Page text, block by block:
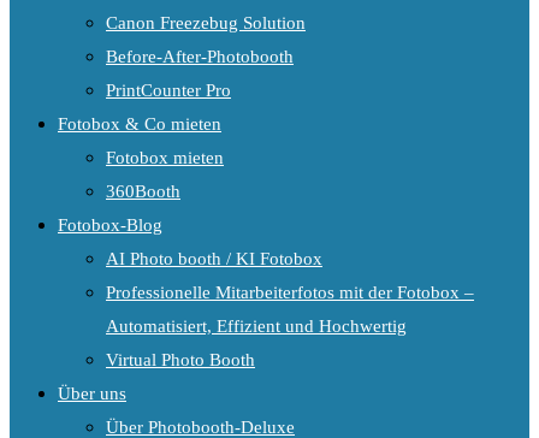
Canon Freezebug Solution
Before-After-Photobooth
PrintCounter Pro
Fotobox & Co mieten
Fotobox mieten
360Booth
Fotobox-Blog
AI Photo booth / KI Fotobox
Professionelle Mitarbeiterfotos mit der Fotobox –
Automatisiert, Effizient und Hochwertig
Virtual Photo Booth
Über uns
Über Photobooth-Deluxe